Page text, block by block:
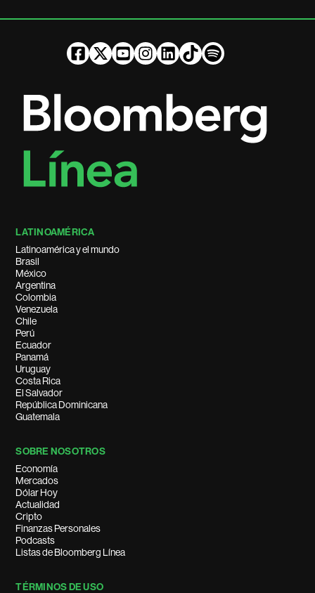
LATINOAMÉRICA
Latinoamérica y el mundo
Brasil
México
Argentina
Colombia
Venezuela
Chile
Perú
Ecuador
Panamá
Uruguay
Costa Rica
El Salvador
República Dominicana
Guatemala
SOBRE NOSOTROS
Economía
Mercados
Dólar Hoy
Actualidad
Cripto
Finanzas Personales
Podcasts
Listas de Bloomberg Línea
TÉRMINOS DE USO